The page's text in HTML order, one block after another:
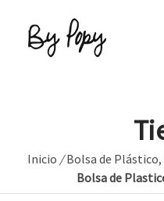
Inicio /Bolsa de Plástico,
Bolsa de